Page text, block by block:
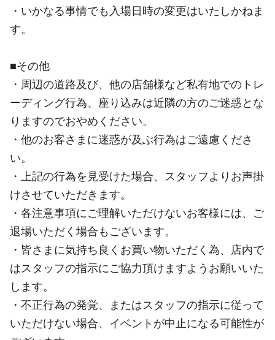
・いかなる事情でも入場日時の変更はいたしかねま
す。
■その他
・周辺の道路及び、他の店舗様など私有地でのトレ
ーディング行為、座り込みは近隣の方のご迷惑とな
りますのでおやめください。
・他のお客さまに迷惑が及ぶ行為はご遠慮くださ
い。
・上記の行為を見受けた場合、スタッフよりお声掛
けさせていただきます。
・各注意事項にご理解いただけないお客様には、ご
退場いただく場合もございます。
・皆さまに気持ち良くお買い物いただく為、店内で
はスタッフの指示にご協力頂けますようお願いいた
します。
・不正行為の発覚、またはスタッフの指示に従って
いただけない場合、イベントが中止になる可能性が